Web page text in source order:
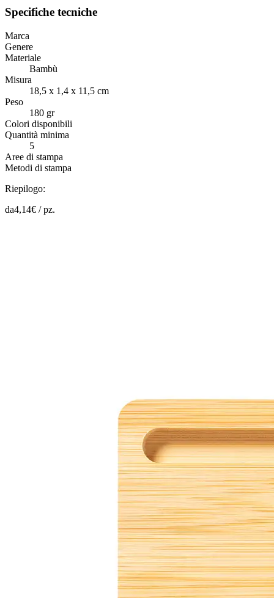
Specifiche tecniche
Marca
Genere
Materiale
Bambù
Misura
18,5 x 1,4 x 11,5 cm
Peso
180 gr
Colori disponibili
Quantità minima
5
Aree di stampa
Metodi di stampa
Riepilogo:
da4,14€ /pz.